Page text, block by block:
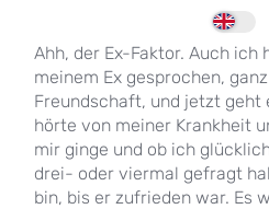
Ahh, der Ex-Faktor. Auch ich
meinem Ex gesprochen,
Freundschaft, und jetzt geht
hörte von meiner Krankheit
mir ginge und ob ich
drei- oder viermal gefragt
bin, bis er zufrieden war. Es